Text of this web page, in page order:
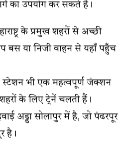
का उपयोग कर सकते हैं।
के प्रमुख शहरों से अच्छी
या निजी वाहन से यहाँ पहुँच
स्टेशन भी एक महत्वपूर्ण जंक्शन
के लिए ट्रेनें चलती हैं।
अड्डा सोलापुर में है, जो पंढरपूर
है।